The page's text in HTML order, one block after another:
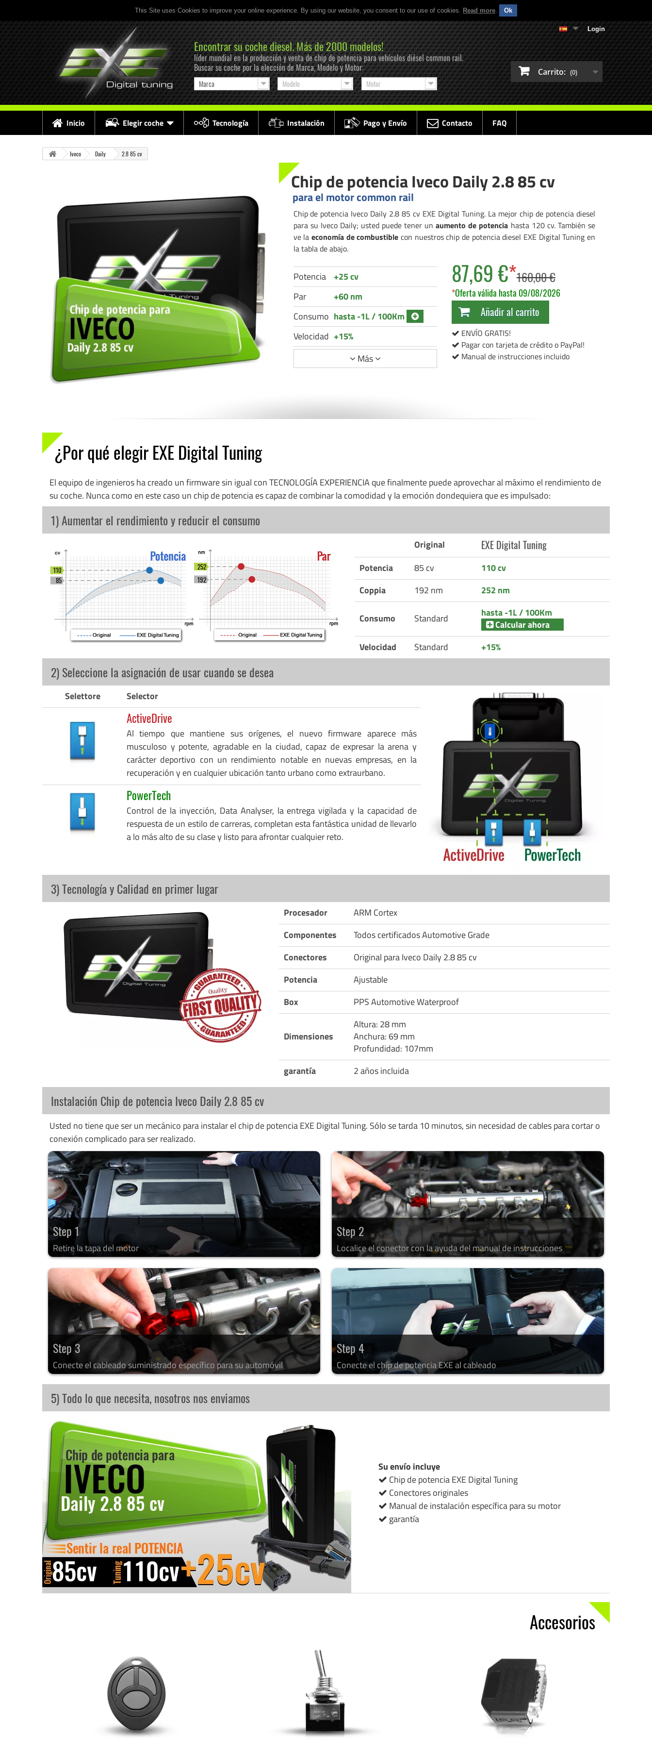
This Site uses Cookies to improve your online experience. By using our website, you consent to our use of cookies. Read more. Ok
Login
Carrito: (0)
Encontrar su coche diesel. Más de 2000 modelos!
líder mundial en la producción y venta de chip de potencia para vehículos diésel common rail.
Buscar su coche por la elección de Marca, Modelo y Motor:
Marca Modelo Motor
Inicio Elegir coche Tecnología Instalación Pago y Envío Contacto FAQ
Iveco Daily 2.8 85 cv
Chip de potencia Iveco Daily 2.8 85 cv
para el motor common rail
Chip de potencia Iveco Daily 2.8 85 cv EXE Digital Tuning. La mejor chip de potencia diesel
para su Iveco Daily; usted puede tener unaumento de potencia hasta 120 cv. También se
ve la economía de combustible con nuestros chip de potencia diesel EXE Digital Tuning en
la tabla de abajo.
Potencia
+25 cv
Par
+60 nm
Consumo hasta -1L / 100Km
Velocidad +15%
Más
87,69 €*160,00 €
*Oferta válida hasta 09/08/2026
Añadir al carrito
ENVÍO GRATIS!
Pagar con tarjeta de crédito o PayPal!
Manual de instrucciones incluido
¿Por qué elegir EXE Digital Tuning
El equipo de ingenieros ha creado un firmware sin igual con TECNOLOGÍA EXPERIENCIA que finalmente puede aprovechar al máximo el rendimiento de
su coche. Nunca como en este caso un chip de potencia es capaz de combinar la comodidad y la emoción dondequiera que es impulsado:
1) Aumentar el rendimiento y reducir el consumo
Original EXE Digital Tuning
Potencia 85 cv
110 cv
Coppia
192 nm 252 nm
Consumo Standard
hasta -1L / 100Km
Calcular ahora
Velocidad
Standard +15%
85
110
192
252
2) Seleccione la asignación de usar cuando se desea
Selettore Selector
ActiveDrive
Al tiempo que mantiene sus orígenes, el nuevo firmware aparece más
musculoso y potente, agradable en la ciudad, capaz de expresar la arena y
carácter deportivo con un rendimiento notable en nuevas empresas, en la
recuperación y en cualquier ubicación tanto urbano como extraurbano.
PowerTech
Control de la inyección, Data Analyser, la entrega vigilada y la capacidad de
respuesta de un estilo de carreras, completan esta fantástica unidad de llevarlo
a lo más alto de su clase y listo para afrontar cualquier reto.
3) Tecnología y Calidad en primer lugar
Procesador
ARM Cortex
Componentes
Todos certificados Automotive Grade
Conectores
Original para Iveco Daily 2.8 85 cv
Potencia
Ajustable
Box
PPS Automotive Waterproof
Dimensiones
Altura: 28 mm
Anchura: 69 mm
Profundidad: 107mm
garantía
2 años incluida
Instalación Chip de potencia Iveco Daily 2.8 85 cv
Usted no tiene que ser un mecánico para instalar el chip de potencia EXE Digital Tuning. Sólo se tarda 10 minutos, sin necesidad de cables para cortar o
conexión complicado para ser realizado.
Step 1
Retire la tapa del motor
Step 2
Localice el conector con la ayuda del manual de instrucciones
Step 3
Conecte el cableado suministrado específico para su automóvil
Step 4
Conecte el chip de potencia EXE al cableado
5) Todo lo que necesita, nosotros nos enviamos
Su envío incluye
Chip de potencia EXE Digital Tuning
Conectores originales
Manual de instalación específica para su motor
garantía
Accesorios